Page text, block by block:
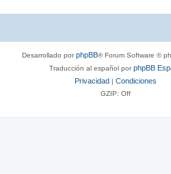
Desarrollado porphpBB® Forum Software ©
Traducción al español porphpBB
Privacidad | Condiciones
GZIP: Off